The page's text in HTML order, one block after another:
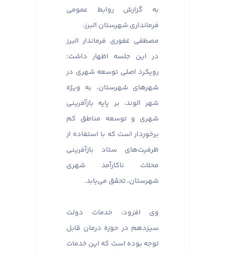
به گزارش روابط عمومی
فرمانداری شهرستان البرز،
مصطفی غفوری فرماندار البرز
در این جلسه اظهار داشت:
رویکرد اصلی توسعه شهری در
شهر‌های شهرستان، به ویژه
شهر الوند، بر پایه بازآفرینی
شهری و توسعه مناطق کم
برخوردار است که با استفاده از
ظرفیت‌های ستاد بازآفرینی
محلات ناکارآمد شهری
شهرستان، تحقق می‌یابد.
وی افزود: خدمات دولت
سیزدهم در حوزه درمان قابل
توجه بوده است که این خدمات